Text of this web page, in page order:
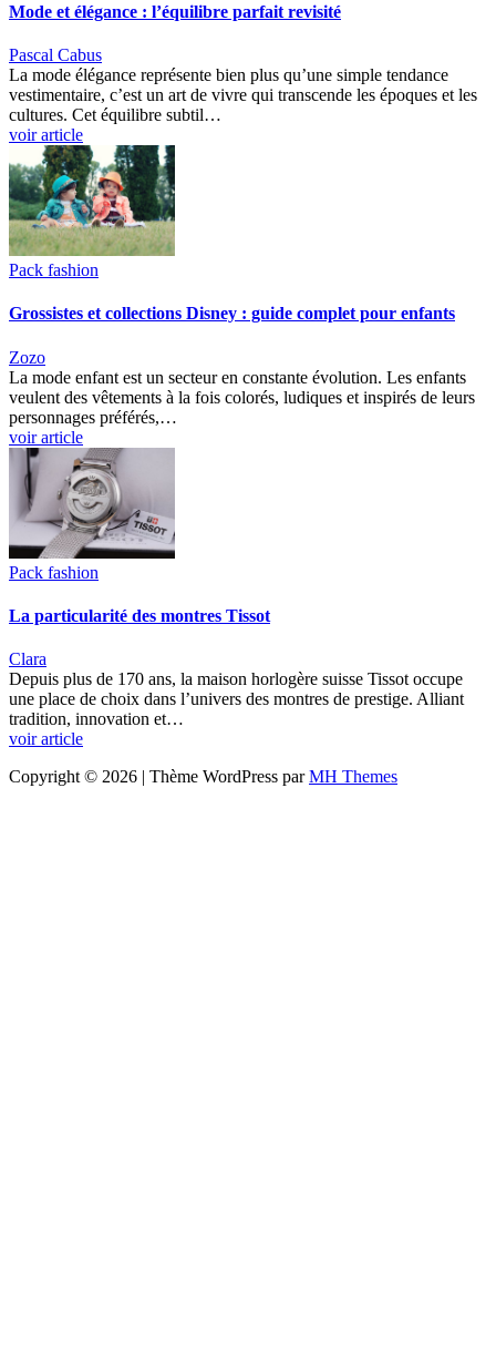
Mode et élégance : l’équilibre parfait revisité
Pascal Cabus
La mode élégance représente bien plus qu’une simple tendance
vestimentaire, c’est un art de vivre qui transcende les époques et les
cultures. Cet équilibre subtil…
voir article
Pack fashion
Grossistes et collections Disney : guide complet pour enfants
Zozo
La mode enfant est un secteur en constante évolution. Les enfants
veulent des vêtements à la fois colorés, ludiques et inspirés de leurs
personnages préférés,…
voir article
Pack fashion
La particularité des montres Tissot
Clara
Depuis plus de 170 ans, la maison horlogère suisse Tissot occupe
une place de choix dans l’univers des montres de prestige. Alliant
tradition, innovation et…
voir article
Copyright © 2026 | Thème WordPress parMH Themes